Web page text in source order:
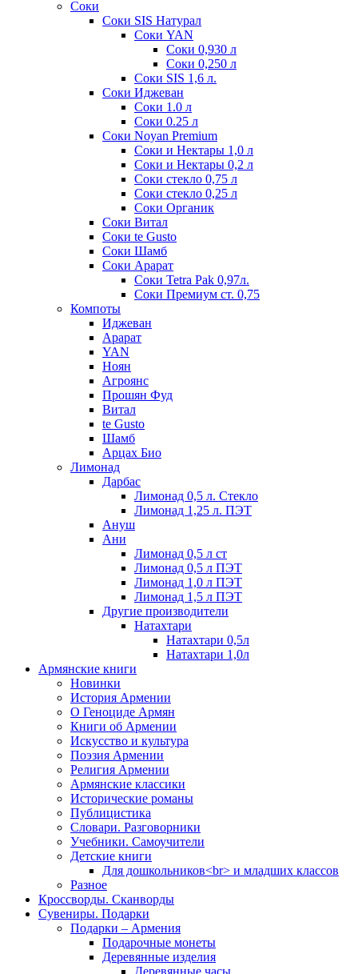
Соки
Соки SIS Натурал
Соки YAN
Соки 0,930 л
Соки 0,250 л
Соки SIS 1,6 л.
Соки Иджеван
Соки 1.0 л
Соки 0.25 л
Соки Noyan Premium
Соки и Нектары 1,0 л
Соки и Нектары 0,2 л
Соки стекло 0,75 л
Соки стекло 0,25 л
Соки Органик
Соки Витал
Соки te Gusto
Соки Шамб
Соки Арарат
Соки Tetra Pak 0,97л.
Соки Премиум ст. 0,75
Компоты
Иджеван
Арарат
YAN
Ноян
Агроянс
Прошян Фуд
Витал
te Gusto
Шамб
Арцах Био
Лимонад
Дарбас
Лимонад 0,5 л. Стекло
Лимонад 1,25 л. ПЭТ
Ануш
Ани
Лимонад 0,5 л ст
Лимонад 0,5 л ПЭТ
Лимонад 1,0 л ПЭТ
Лимонад 1,5 л ПЭТ
Другие производители
Натахтари
Натахтари 0,5л
Натахтари 1,0л
Армянские книги
Новинки
История Армении
О Геноциде Армян
Книги об Армении
Иcкусство и культура
Поэзия Армении
Религия Армении
Армянские классики
Исторические романы
Публицистика
Словари. Разговорники
Учебники. Самоучители
Детские книги
Для дошкольников<br> и младших классов
Разное
Кроссворды. Сканворды
Сувениры. Подарки
Подарки – Армения
Подарочные монеты
Деревянные изделия
Деревянные часы